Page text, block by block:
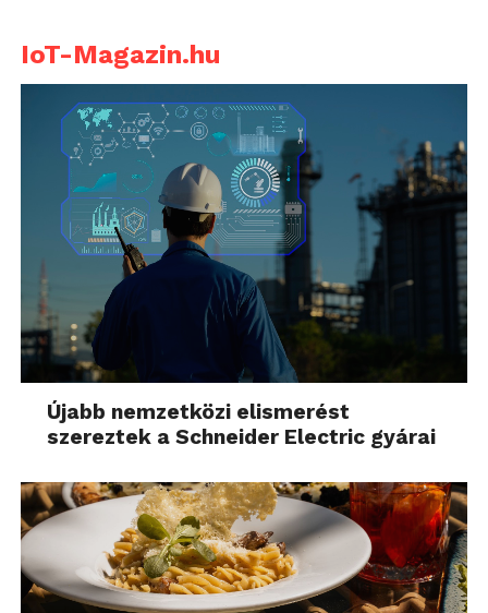
IoT-Magazin.hu
Újabb nemzetközi elismerést
szereztek a Schneider Electric gyárai